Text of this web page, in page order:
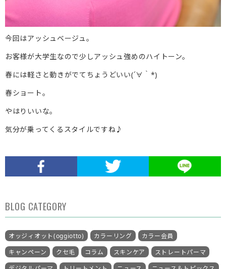
今回はアッシュベージュ。
お客様が大学生なので少しアッシュ強めのハイトーン。
春には軽さと動きがでてちょうどいい(´∀｀*)
春ショート。
やはりいいな。
気分が乗ってくるスタイルですね♪
BLOG CATEGORY
オッジィオット(oggiotto) カラーリング
カラー会員
キャンペーン
クセ毛 コラム スキンケア
ストレートパーマ